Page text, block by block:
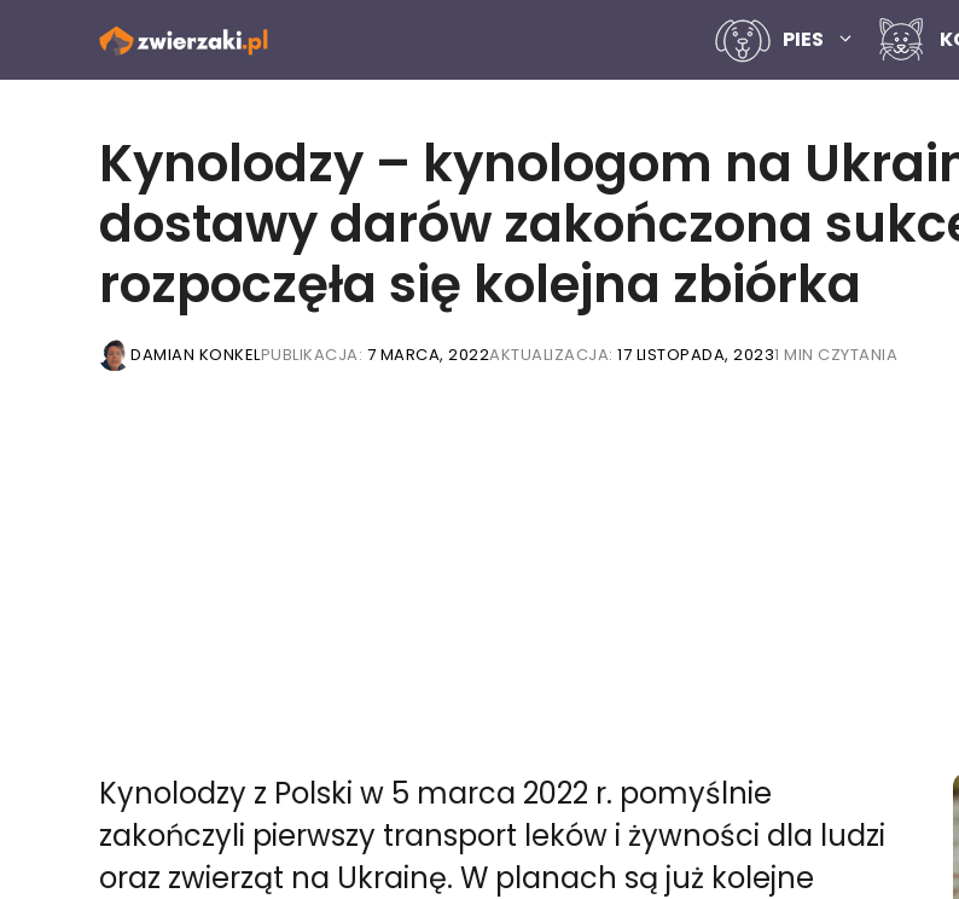
PIES
Kynolodzy – kynologom na
dostawy darów zakończona
rozpoczęła się kolejna zbiórka
DAMIAN KONKELPUBLIKACJA: 7 MARCA, 2022AKTUALIZACJA: 17 LISTOPADA, 20231 MIN CZYTANIA
Kynolodzy z Polski w 5 marca 2022 r. pomyślnie
zakończyli pierwszy transport leków i żywności dla ludzi
oraz zwierząt na Ukrainę. W planach są już kolejne